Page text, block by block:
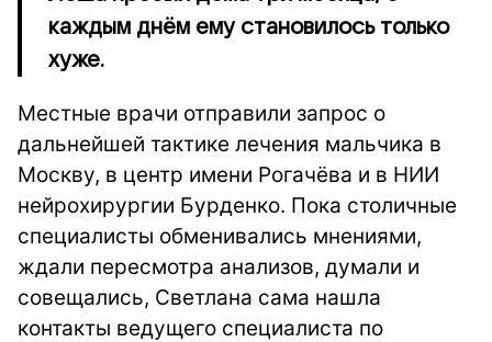
каждым днём ему становилось только
хуже.
Местные врачи отправили запрос о
дальнейшей тактике лечения мальчика в
Москву, в центр имени Рогачёва и в НИИ
нейрохирургии Бурденко. Пока столичные
специалисты обменивались мнениями,
ждали пересмотра анализов, думали и
совещались, Светлана сама нашла
контакты ведущего специалиста по